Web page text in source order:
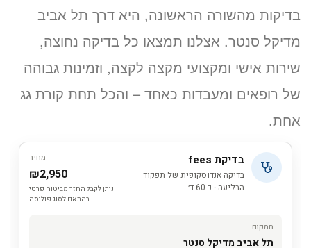
בדיקות מהשורה הראשונה, היא דרך תל אביב
מדיקל סנטר. אצלנו תמצאו כל בדיקה נחוצה,
שירות אישי ומקצועי מקצה לקצה, וזמינות גבוהה
של רופאים ומעבדות כאחד – והכל תחת קורת גג
אחת.